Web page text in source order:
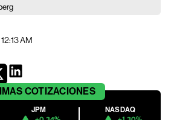
AM
COTIZACIONES
JPM
NASDAQ